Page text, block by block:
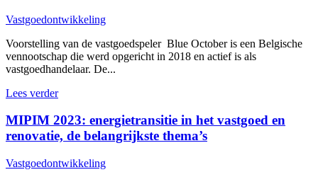
Vastgoedontwikkeling
Voorstelling van de vastgoedspeler Blue October is een Belgische
vennootschap die werd opgericht in 2018 en actief is als
vastgoedhandelaar. De...
Lees verder
MIPIM 2023: energietransitie in het vastgoed en
renovatie, de belangrijkste thema’s
Vastgoedontwikkeling